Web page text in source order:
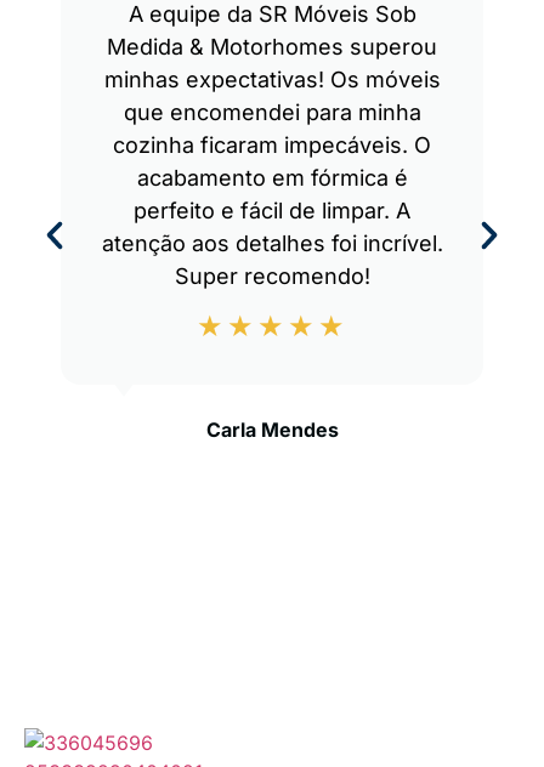
A equipe da SR Móveis Sob
Medida & Motorhomes superou
minhas expectativas! Os móveis
que encomendei para minha
cozinha ficaram impecáveis. O
acabamento em fórmica é
perfeito e fácil de limpar. A
atenção aos detalhes foi incrível.
Super recomendo!
Carla Mendes